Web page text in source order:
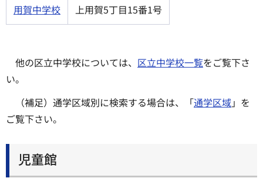
用賀中学校 上用賀5丁目15番1号
他の区立中学校については、 区立中学校一覧をご覧下さ
い。
（補足）通学区域別に検索する場合は、「通学区域」を
ご覧下さい。
児童館